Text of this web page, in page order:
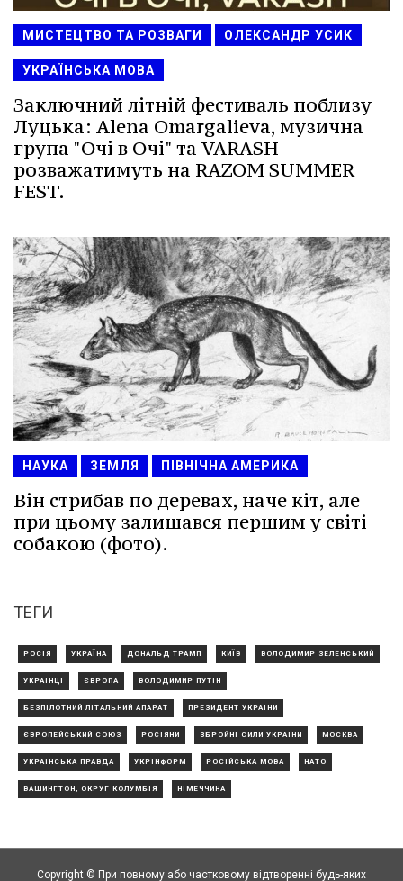
МИСТЕЦТВО ТА РОЗВАГИ ОЛЕКСАНДР УСИК
УКРАЇНСЬКА МОВА
Заключний літній фестиваль поблизу
Луцька: Alena Omargalieva, музична
група "Очі в Очі" та VARASH
розважатимуть на RAZOM SUMMER
FEST.
НАУКА ЗЕМЛЯ ПІВНІЧНА АМЕРИКА
Він стрибав по деревах, наче кіт, але
при цьому залишався першим у світі
собакою (фото).
ТЕГИ
РОСІЯ УКРАЇНА ДОНАЛЬД ТРАМП КИЇВ ВОЛОДИМИР ЗЕЛЕНСЬКИЙ
УКРАЇНЦІ ЄВРОПА ВОЛОДИМИР ПУТІН
БЕЗПІЛОТНИЙ ЛІТАЛЬНИЙ АПАРАТ ПРЕЗИДЕНТ УКРАЇНИ
ЄВРОПЕЙСЬКИЙ СОЮЗ РОСІЯНИ ЗБРОЙНІ СИЛИ УКРАЇНИ МОСКВА
УКРАЇНСЬКА ПРАВДА УКРІНФОРМ РОСІЙСЬКА МОВА НАТО
ВАШИНГТОН, ОКРУГ КОЛУМБІЯ НІМЕЧЧИНА
Copyright © При повному або частковому відтворенні будь-яких